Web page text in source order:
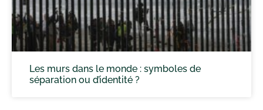
Les murs dans le monde : symboles de
séparation ou d’identité ?